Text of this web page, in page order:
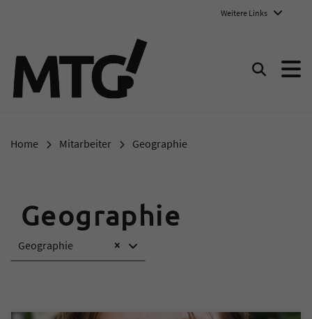
Weitere Links
Suchen
Home Mitarbeiter Geographie
Geographie
Inhalt ×
Geographie